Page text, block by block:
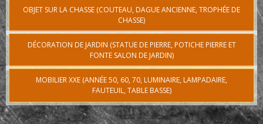
OBJET SUR LA CHASSE (COUTEAU, DAGUE ANCIENNE, TROPHÉE DE
CHASSE)
DÉCORATION DE JARDIN (STATUE DE PIERRE, POTICHE PIERRE ET
FONTE SALON DE JARDIN)
MOBILIER XXE (ANNÉE 50, 60, 70, LUMINAIRE, LAMPADAIRE,
FAUTEUIL, TABLE BASSE)